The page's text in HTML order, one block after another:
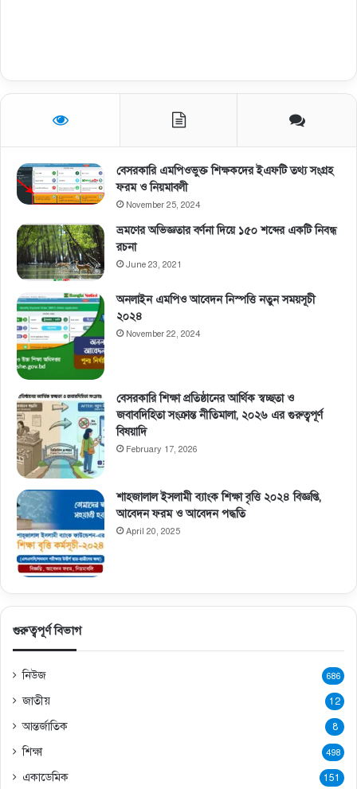
বেসরকারি এমপিওভুক্ত শিক্ষকদের ইএফটি তথ্য সংগ্রহ
ফরম ও নিয়মাবলী
November 25, 2024
ভ্রমণের অভিজ্ঞতার বর্ণনা দিয়ে ১৫০ শব্দের একটি নিবন্ধ
রচনা
June 23, 2021
অনলাইন এমপিও আবেদন নিস্পত্তি নতুন সময়সূচী
২০২৪
November 22, 2024
বেসরকারি শিক্ষা প্রতিষ্ঠানের আর্থিক স্বচ্ছতা ও
জবাবদিহিতা সংক্রান্ত নীতিমালা, ২০২৬ এর গুরুত্বপূর্ণ
বিষয়াদি
February 17, 2026
শাহজালাল ইসলামী ব্যাংক শিক্ষা বৃত্তি ২০২৪ বিজ্ঞপ্তি,
আবেদন ফরম ও আবেদন পদ্ধতি
April 20, 2025
গুরুত্বপূর্ণ বিভাগ
নিউজ 686
জাতীয় 12
আন্তর্জাতিক 8
শিক্ষা 498
একাডেমিক 151